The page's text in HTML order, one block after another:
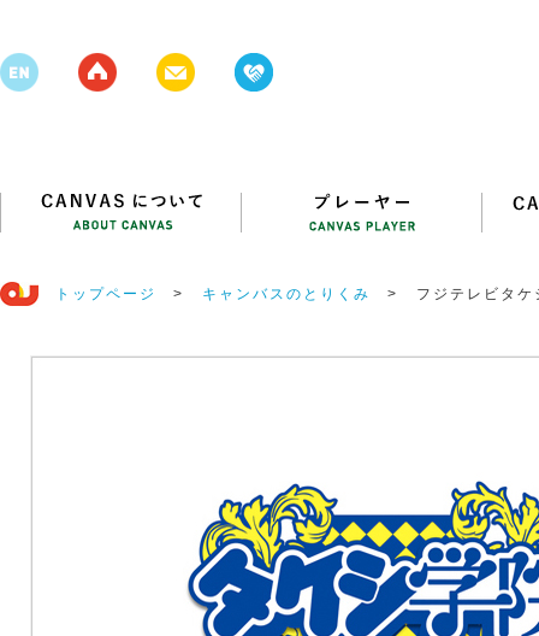
トップページ > キャンバスのとりくみ > フジテレビタケ